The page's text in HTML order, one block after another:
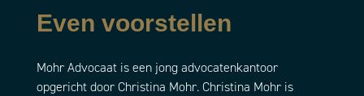
Even voorstellen
Mohr Advocaat is een jong advocatenkantoor
opgericht door Christina Mohr. Christina Mohr is